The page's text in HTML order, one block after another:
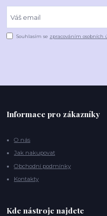
Souhlasím se zpracováním osobních
Informace pro zákazníky
O nás
Jak nakupovat
Obchodní podmínky
Kontakty
Kde nástroje najdete